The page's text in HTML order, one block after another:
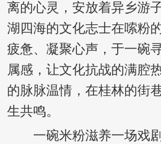
离的心灵，安放着异乡游
湖四海的文化志士在嗦粉
疲惫、凝聚心声，于一碗
属感，让文化抗战的满腔
的脉脉温情，在桂林的街
生共鸣。
一碗米粉滋养一场戏